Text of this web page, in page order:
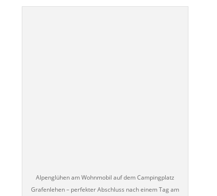
Alpenglühen am Wohnmobil auf dem Campingplatz
Grafenlehen – perfekter Abschluss nach einem Tag am